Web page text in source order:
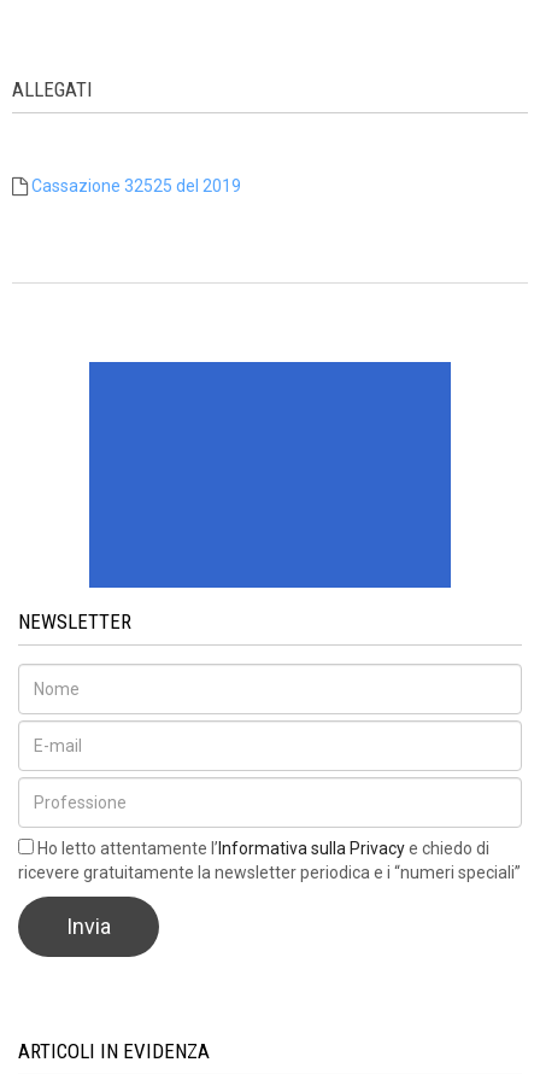
ALLEGATI
Cassazione 32525 del 2019
NEWSLETTER
Ho letto attentamente l’ Informativa sulla Privacye chiedo di
ricevere gratuitamente la newsletter periodica e i “numeri speciali”
ARTICOLI IN EVIDENZA